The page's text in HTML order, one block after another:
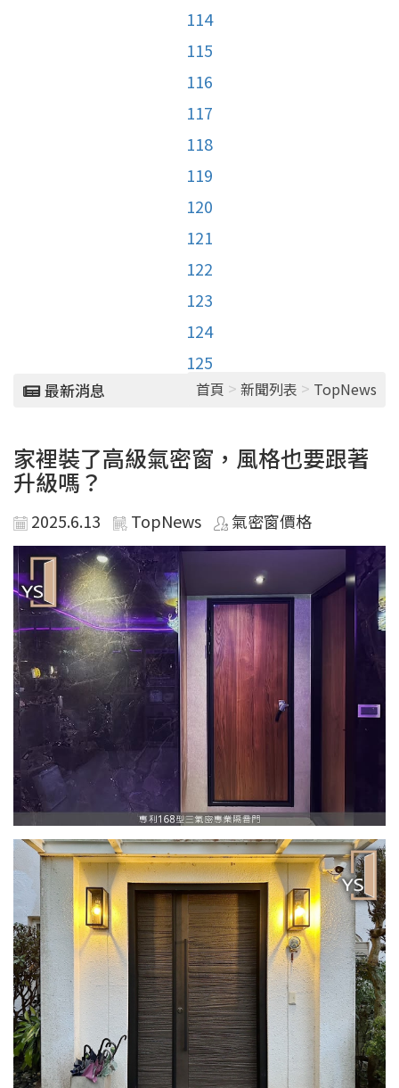
114
115
116
117
118
119
120
121
122
123
124
125
最新消息 首頁 > 新聞列表 > TopNews
家裡裝了高級氣密窗，風格也要跟著
升級嗎？
2025.6.13 TopNews 氣密窗價格